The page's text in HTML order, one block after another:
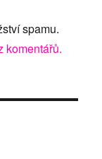
spamu.
komentářů.